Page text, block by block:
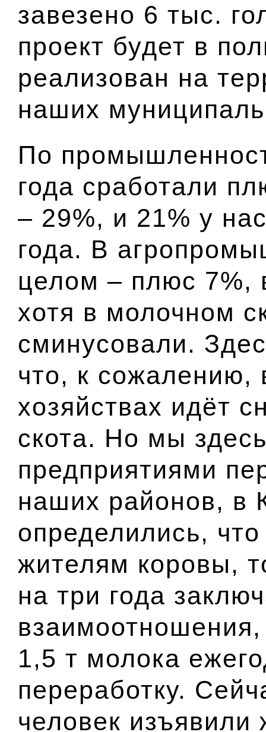
завезено 6 тыс.
проект будет в
реализован на
наших
По
года сработали
– 29%, и 21% у
года. В
целом – плюс 7%,
хотя в молочном
сминусовали.
что, к сожалению,
хозяйствах идёт
скота. Но мы
предприятиями
наших районов, в
определились,
жителям коровы,
на три года
1,5 т молока
переработку.
человек